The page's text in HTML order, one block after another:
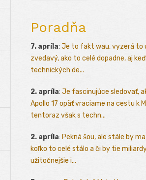
Poradňa
7. apríla: Je to fakt wau, vyzerá to
zvedavý, ako to celé dopadne, aj
technických de...
2. apríla: Je fascinujúce sledovať,
Apollo 17 opäť vraciame na cestu k
tentoraz však s techn...
2. apríla: Pekná šou, ale stále by
koľko to celé stálo a či by tie
užitočnejšie i...